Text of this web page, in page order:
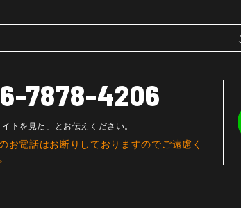
7878-4206
イトを見た」とお伝えください。
お電話はお断りしておりますのでご遠慮く